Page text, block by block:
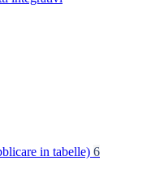
in tabelle) 6